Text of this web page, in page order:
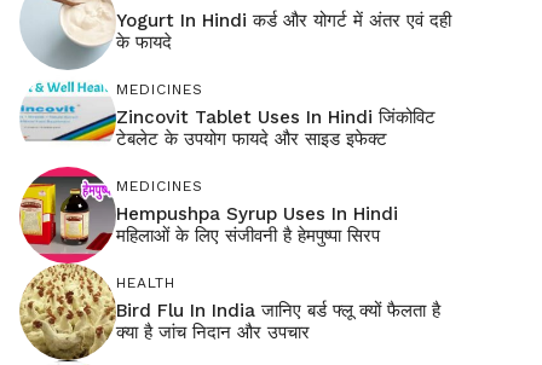
Yogurt In Hindi कर्ड और योगर्ट में अंतर एवं दही
के फायदे
MEDICINES
Zincovit Tablet Uses In Hindi जिंकोविट
टेबलेट के उपयोग फायदे और साइड इफेक्ट
MEDICINES
Hempushpa Syrup Uses In Hindi
महिलाओं के लिए संजीवनी है हेमपुष्पा सिरप
HEALTH
Bird Flu In India जानिए बर्ड फ्लू क्यों फैलता है
क्या है जांच निदान और उपचार